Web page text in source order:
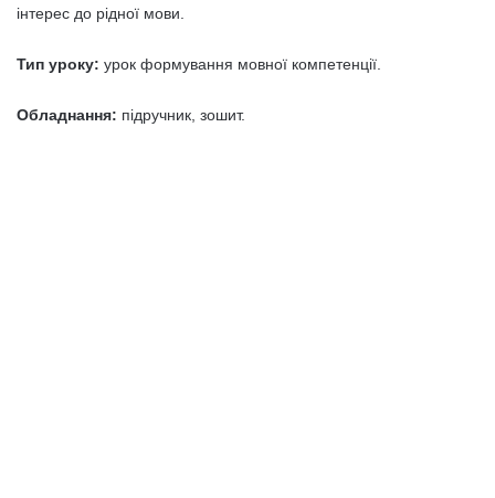
інтерес до рідної мови.
Тип уроку: урок формування мовної компе­тенції.
Обладнання: підручник, зошит.